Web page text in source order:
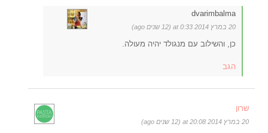
dvarimbalma
20 במרץ 2014 at 0:33 (12 שנים ago)
כן, והשילוב עם מנגולד יהיה מעולה.
הגב
שרון
20 במרץ 2014 at 20:08 (12 שנים ago)